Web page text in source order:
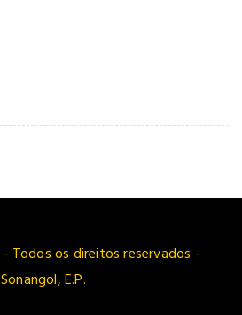
Todos os direitos reservados -
Sonangol, E.P.